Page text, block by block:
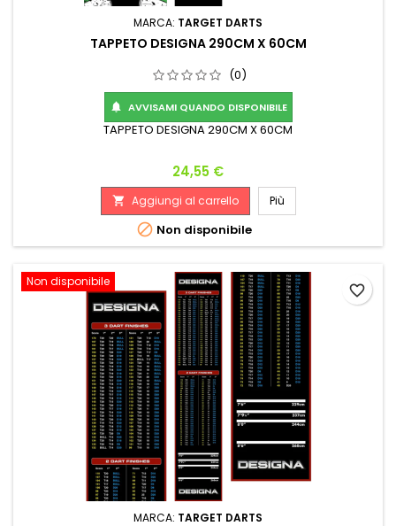
MARCA: TARGET DARTS
TAPPETO DESIGNA 290CM X 60CM
(0)
 AVVISAMI QUANDO DISPONIBILE
TAPPETO DESIGNA 290CM X 60CM
Prezzo
24,55 €
 Aggiungi al carrello Più
 Non disponibile
Non disponibile
MARCA: TARGET DARTS
favorite_border